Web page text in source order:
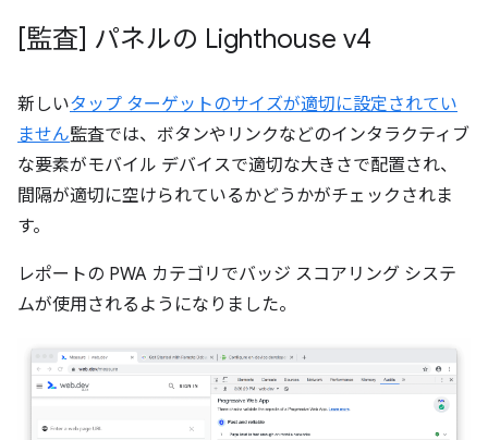
[監査] パネルの Lighthouse v4
新しいタップ ターゲットのサイズが適切に設定されてい
ません監査では、ボタンやリンクなどのインタラクティブ
な要素がモバイル デバイスで適切な大きさで配置され、
間隔が適切に空けられているかどうかがチェックされま
す。
レポートの PWA カテゴリでバッジ スコアリング システ
ムが使用されるようになりました。